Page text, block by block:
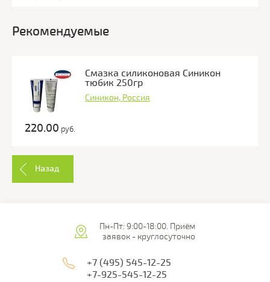
Рекомендуемые
Смазка силиконовая Синикон
тюбик 250гр
Синикон, Россия
220.00 руб.
Назад
Пн-Пт: 9:00-18:00. Приём
заявок - круглосуточно
+7 (495) 545-12-25
+7-925-545-12-25